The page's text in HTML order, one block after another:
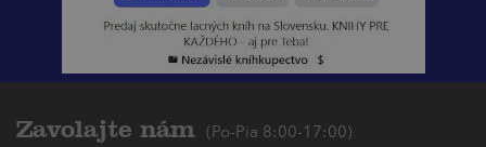
Zavolajte nám (Po-Pia 8:00-17:00)